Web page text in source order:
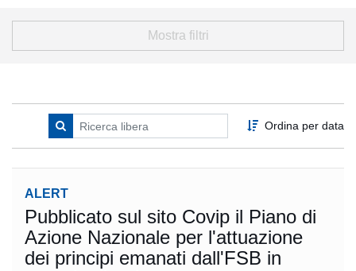
Mostra filtri
Ordina per data
ALERT
Pubblicato sul sito Covip il Piano di
Azione Nazionale per l'attuazione
dei principi emanati dall'FSB in